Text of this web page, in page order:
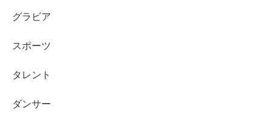
グラビア
スポーツ
タレント
ダンサー